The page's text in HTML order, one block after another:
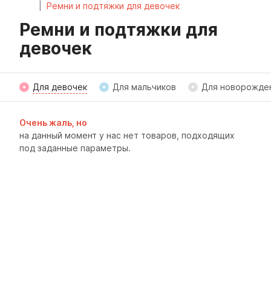
Ремни и подтяжки для девочек
Ремни и подтяжки для
девочек
Для девочек Для мальчиков Для
Очень жаль, но
на данный момент у нас нет товаров, подходящих
под заданные параметры.